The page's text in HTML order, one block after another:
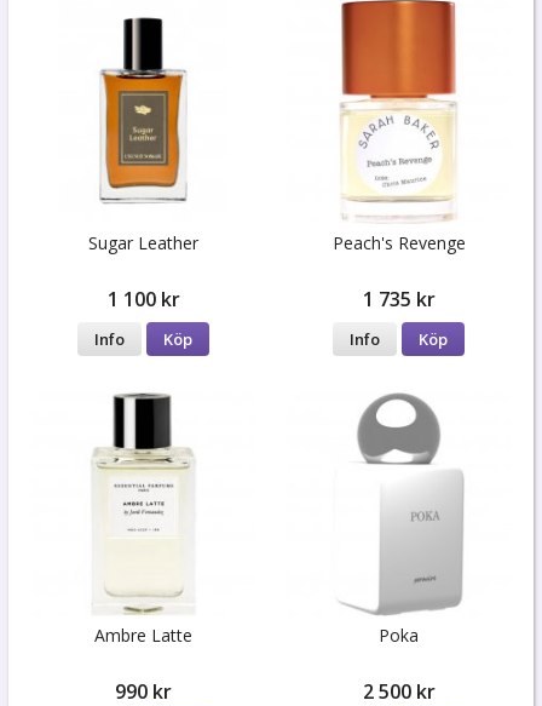
Sugar Leather
1 100 kr
Info Köp
Peach's Revenge
1 735 kr
Info Köp
Ambre Latte
990 kr
Poka
2 500 kr